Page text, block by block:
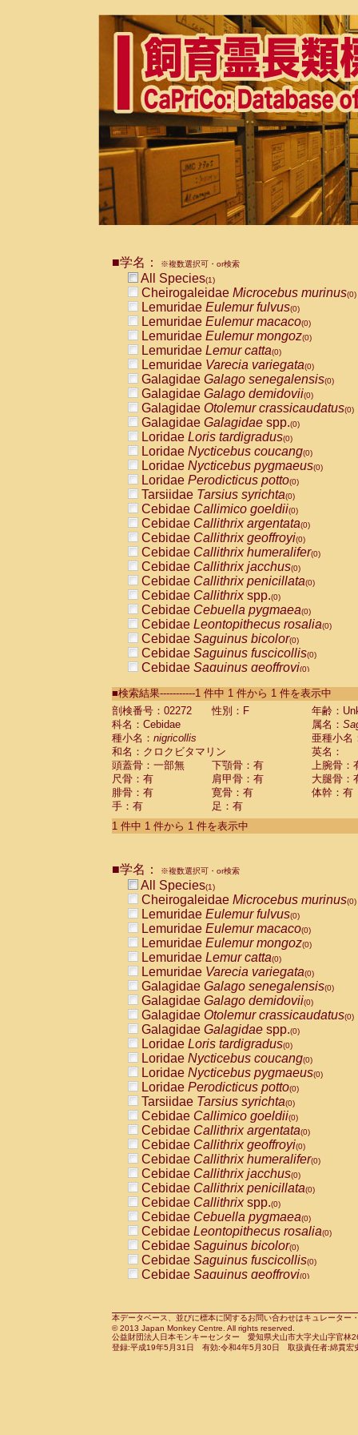
■学名： ※複数選択可・or検索
All Species(1)
Cheirogaleidae Microcebus murinus(0)
Lemuridae Eulemur fulvus(0)
Lemuridae Eulemur macaco(0)
Lemuridae Eulemur mongoz(0)
Lemuridae Lemur catta(0)
Lemuridae Varecia variegata(0)
Galagidae Galago senegalensis(0)
Galagidae Galago demidovii(0)
Galagidae Otolemur crassicaudatus(0)
Galagidae Galagidae spp.(0)
Loridae Loris tardigradus(0)
Loridae Nycticebus coucang(0)
Loridae Nycticebus pygmaeus(0)
Loridae Perodicticus potto(0)
Tarsiidae Tarsius syrichta(0)
Cebidae Callimico goeldii(0)
Cebidae Callithrix argentata(0)
Cebidae Callithrix geoffroyi(0)
Cebidae Callithrix humeralifer(0)
Cebidae Callithrix jacchus(0)
Cebidae Callithrix penicillata(0)
Cebidae Callithrixspp.(0)
Cebidae Cebuella pygmaea(0)
Cebidae Leontopithecus rosalia(0)
Cebidae Saguinus bicolor(0)
Cebidae Saguinus fuscicollis(0)
Cebidae Saguinus geoffroyi(0)
CebidaeSaguinus labiatus(0)
Cebidae Saguinus leucopus (0)
Cebidae
CebidaeSaguinus mystax
CebidaeSaguinus nigricollis (1)
Cebidae Saguinus oedipus
Cebidae Saguinus weddelli
Cebidae Saguinusspp.
Cebidae Aotus trivirgatus
Cebidae Cebus albifrons
CebidaeCebus nigrivittatus
CebidaeCebus
CebidaeSaimiri boliviensis(0)
CebidaeSaimiri sciureus(0)
AtelidaeAlouatta caraya(0)
AtelidaeAlouatta fusca(0)
AtelidaeAlouatta seniculus
AtelidaeAlouattaspp.(0)
AtelidaeAteles belzebuth(0)
AtelidaeAteles geoffroyi(0)
AtelidaeAteles paniscus(0)
AtelidaeAtelesspp.(0)
Atelidae Lagothrix lagothricha
AtelidaeLagothrix lagothricha cana
PitheciidaeCacajao calvus
PitheciidaeCallicebus cupreus
PitheciidaeCallicebus donacophilus
PitheciidaeCallicebus moloch
PitheciidaeCallicebus torquatus
PitheciidaeCallicebusspp.(0)
PitheciidaeChiropotes satanas(0)
PitheciidaePithecia monachus
PitheciidaePithecia pithecia(0)
CercopithecidaeCercocebus agilis
CercopithecidaeCercocebus
CercopithecidaeCercocebus
CercopithecidaeCercocebus
CercopithecidaeCercocebus
CercopithecidaeCercocebushybrid
CercopithecidaePapio anubis(0)
CercopithecidaePapio cynocephalus
CercopithecidaePapio hamadryas(0)
■検索結果-----------1 件中 1 件から 1 件を表示中
剖検番号：02272
性別：F
年齢：
科名：Cebidae
属名：
種小名： nigricollis
亜種小名
和名：クロクビタマリン
英名：
頭蓋骨：一部無
下顎骨：有
上腕骨：
尺骨：有
肩甲骨：有
大腿骨：
腓骨：有
寛骨：有
体幹：有
手：有
足：有
1 件中 1 件から 1 件を表示中
■学名： ※複数選択可・or検索
All Species(1)
Cheirogaleidae Microcebus murinus(0)
Lemuridae Eulemur fulvus(0)
Lemuridae Eulemur macaco(0)
Lemuridae Eulemur mongoz(0)
Lemuridae Lemur catta(0)
Lemuridae Varecia variegata(0)
Galagidae Galago senegalensis(0)
Galagidae Galago demidovii(0)
Galagidae Otolemur crassicaudatus(0)
Galagidae Galagidae spp.(0)
Loridae Loris tardigradus(0)
Loridae Nycticebus coucang(0)
Loridae Nycticebus pygmaeus(0)
Loridae Perodicticus potto(0)
Tarsiidae Tarsius syrichta(0)
Cebidae Callimico goeldii(0)
Cebidae Callithrix argentata(0)
Cebidae Callithrix geoffroyi(0)
Cebidae Callithrix humeralifer(0)
Cebidae Callithrix jacchus(0)
Cebidae Callithrix penicillata(0)
Cebidae Callithrixspp.(0)
Cebidae Cebuella pygmaea(0)
Cebidae Leontopithecus rosalia(0)
Cebidae Saguinus bicolor(0)
Cebidae Saguinus fuscicollis(0)
Cebidae Saguinus geoffroyi(0)
CebidaeSaguinus leucopus(0)
CebidaeSaguinus midas(0)
Cebidae Saguinus mystax(0)
本データベース、並びに標本に関するお問い合わせはキュレータ
© 2013 Japan Monkey Centre. All rights reserved.
公益財団法人日本モンキーセンター 愛知県犬山市大字犬山字官
登録:平成19年5月31日 有効:令和4年5月30日 取扱責任者:綿貫宏